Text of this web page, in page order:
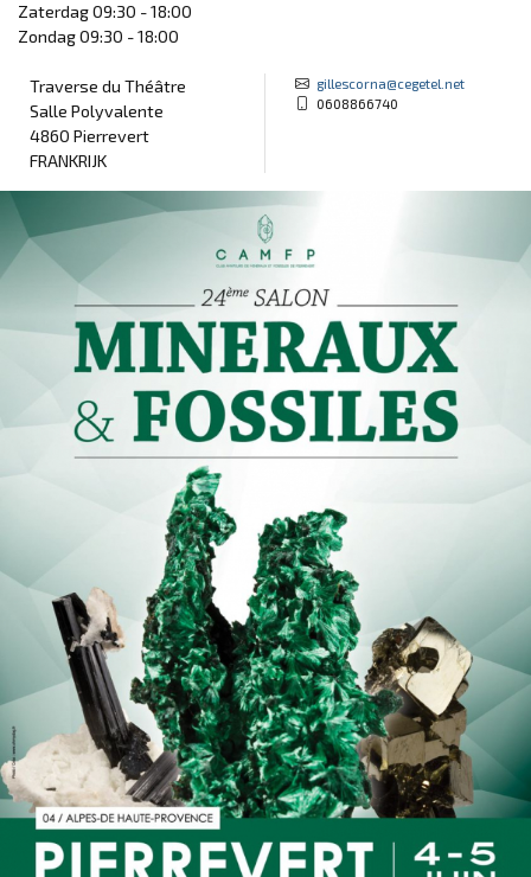
Zaterdag 09:30 - 18:00
Zondag 09:30 - 18:00
Traverse du Théâtre
Salle Polyvalente
4860 Pierrevert
FRANKRIJK
gillescorna@cegetel.net
0608866740